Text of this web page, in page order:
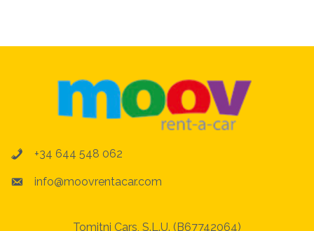
+34 644 548 062
info@moovrentacar.com
Tomitni Cars, S.L.U. (B67742064)